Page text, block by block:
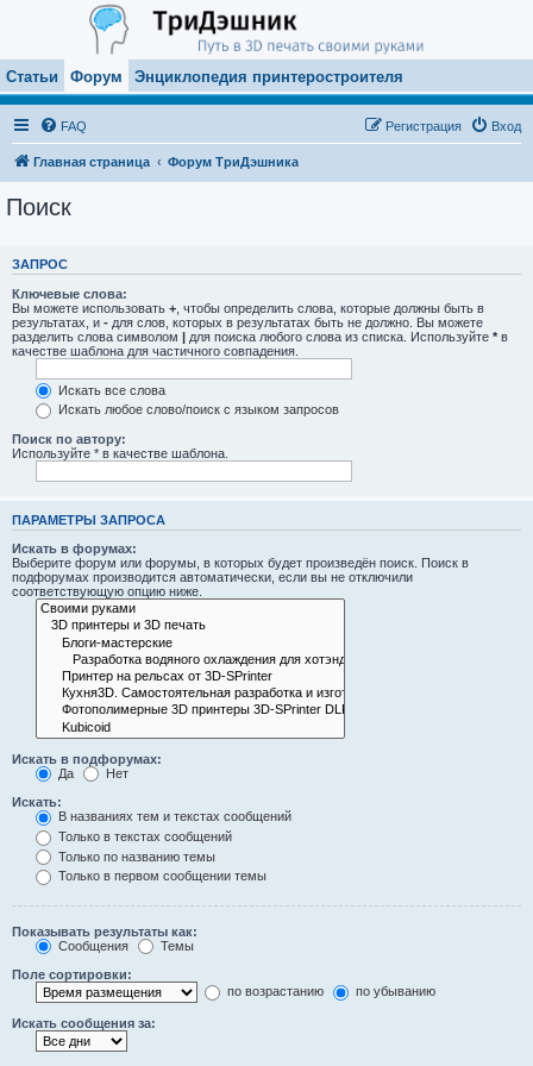
Статьи Форум Энциклопедия принтеростроителя
FAQ Вход
Регистрация
Главная страница Форум ТриДэшника
Поиск
ЗАПРОС
Ключевые слова:
Вы можете использовать + , чтобы определить слова, которые должны быть в
результатах, и - для слов, которых в результатах быть не должно. Вы можете
разделить слова символом | для поиска любого слова из списка. Используйте * в
качестве шаблона для частичного совпадения.
Искать все слова
Искать любое слово/поиск с языком запросов
Поиск по автору:
Используйте * в качестве шаблона.
ПАРАМЕТРЫ ЗАПРОСА
Искать в форумах:
Выберите форум или форумы, в которых будет произведён поиск. Поиск в
подфорумах производится автоматически, если вы не отключили
соответствующую опцию ниже.
Искать в подфорумах:
Да
Нет
Искать:
В названиях тем и текстах сообщений
Только в текстах сообщений
Только по названию темы
Только в первом сообщении темы
Показывать результаты как:
Сообщения
Темы
Поле сортировки:
по возрастанию
по убыванию
Искать сообщения за: